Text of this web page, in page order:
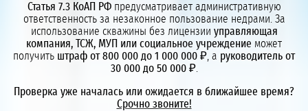
Статья 7.3 КоАП РФпредусматривает административную
ответственность за незаконное пользование недрами. За
использование скважины без лицензии управляющая
компания, ТСЖ, МУП или социальное учреждение может
получить штраф от 800 000 до 1 000 000 ₽ , а руководитель от
30 000 до 50 000 ₽.
Проверка уже началась или ожидается в ближайшее время?
Срочно звоните!